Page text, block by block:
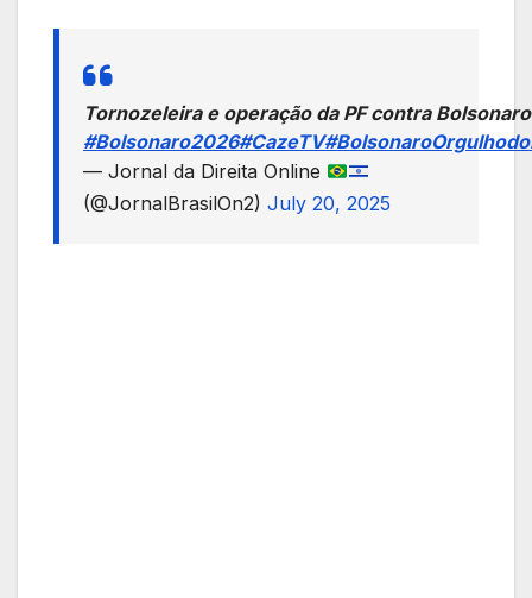
Tornozeleira e operação da PF contra
#Bolsonaro2026#CazeTV
— Jornal da Direita Online
(@JornalBrasilOn2) July 20, 2025